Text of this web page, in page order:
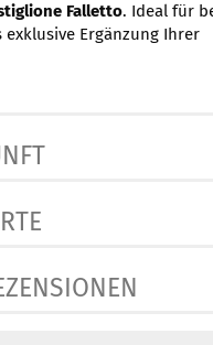
Falletto. Ideal für
exklusive Ergänzung Ihrer